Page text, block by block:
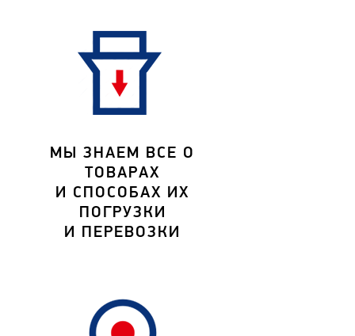
МЫ ЗНАЕМ ВСЕ О
ТОВАРАХ
И СПОСОБАХ ИХ
ПОГРУЗКИ
И ПЕРЕВОЗКИ